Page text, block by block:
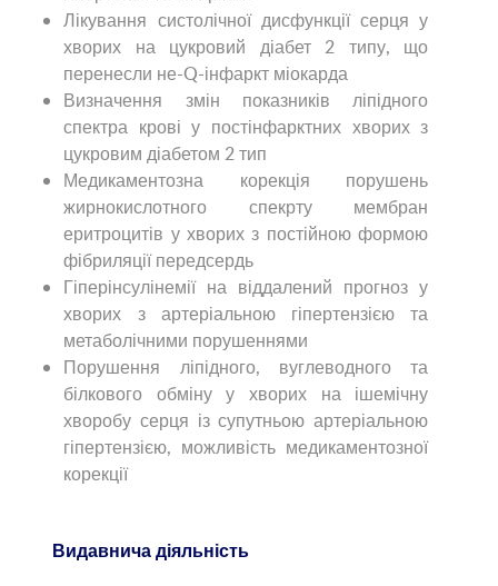
Лікування систолічної дисфункції серця у
хворих на цукровий діабет 2 типу, що
перенесли не-Q-інфаркт міокарда
Визначення змін показників ліпідного
спектра крові у постінфарктних хворих з
цукровим діабетом 2 тип
Медикаментозна корекція порушень
жирнокислотного спекрту мембран
еритроцитів у хворих з постійною формою
фібриляції передсердь
Гіперінсулінемії на віддалений прогноз у
хворих з артеріальною гіпертензією та
метаболічними порушеннями
Порушення ліпідного, вуглеводного та
білкового обміну у хворих на ішемічну
хворобу серця із супутньою артеріальною
гіпертензією, можливість медикаментозної
корекції
Видавнича діяльність